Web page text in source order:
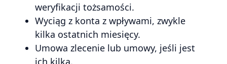
weryfikacji tożsamości.
Wyciąg z konta z wpływami, zwykle
kilka ostatnich miesięcy.
Umowa zlecenie lub umowy, jeśli jest
ich kilka.